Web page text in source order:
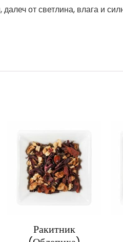
от светлина, влага и
Ракитник